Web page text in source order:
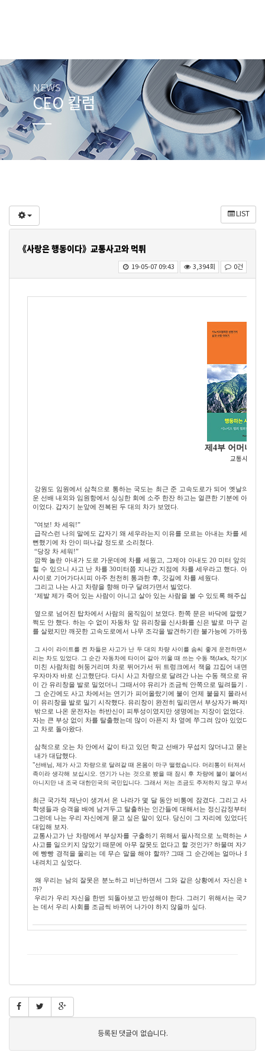
NEWS
CEO 칼럼
LIST
《사랑은 행동이다》교통사고와 먹튀
19-05-07 09:43 3,394회 0건
제4부 어머니
교통사고와
강원도 임원에서 삼척으로 통하는 국도는 최근 준 고속도로가 되어 옛날의 꼬
운 선배 내외와 임원항에서 싱싱한 회에 소주 한잔 하고는 얼큰한 기분에 아내
이었다. 갑자기 눈앞에 전복된 두 대의 차가 보였다.
"여보! 차 세워!”
급작스런 나의 말에도 갑자기 왜 세우라는지 이유를 모르는 아내는 차를 세우
뻔했기에 차 안이 떠나갈 정도로 소리쳤다.
“당장 차 세워!”
깜짝 놀란 아내가 도로 가운데에 차를 세웠고, 그제야 아내도 20 미터 앞의 전
힐 수 있으니 사고 난 차를 30미터쯤 지나간 지점에 차를 세우라고 했다. 아내
사이로 기어가다시피 아주 천천히 통과한 후, 갓길에 차를 세웠다.
그리고 나는 사고 차량을 향해 마구 달려가면서 빌었다.
‘제발 제가 죽어 있는 사람이 아니고 살아 있는 사람을 볼 수 있도록 해주십시오.’
옆으로 넘어진 탑차에서 사람의 움직임이 보였다. 한쪽 문은 바닥에 깔렸기에
쩍도 안 했다. 하는 수 없이 자동차 앞 유리창을 신사화를 신은 발로 마구 걷어
를 살폈지만 깨끗한 고속도로에서 나무 조각을 발견하기란 불가능에 가까웠다.
그 사이 라이트를 켠 차들은 사고가 난 두 대의 차량 사이를 솜씨 좋게 운전하면서 빠
리는 차도 있었다. 그 순간 자동차에 타이어 갈아 끼울 때 쓰는 수동 잭(Jack, 작기)이 생
미친 사람처럼 허둥거리며 차로 뛰어가서 뒤 트렁크에서 잭을 끄집어 내면서
우자마자 바로 신고했단다. 다시 사고 차량으로 달려간 나는 수동 잭으로 유리
이 간 유리창을 발로 밀었더니 그때서야 유리가 조금씩 안쪽으로 밀려들기 시작
그 순간에도 사고 차에서는 연기가 피어올랐기에 불이 언제 붙을지 몰라서 마
이 유리창을 발로 밀기 시작했다. 유리창이 완전히 밀리면서 부상자가 빠져나올
밖으로 나온 운전자는 하반신이 피투성이였지만 생명에는 지장이 없었다. 안
자는 큰 부상 없이 차를 탈출했는데 많이 아픈지 차 옆에 쭈그려 앉아 있었다.
고 차로 돌아왔다.
삼척으로 오는 차 안에서 같이 타고 있던 학교 선배가 무섭지 않더냐고 묻는다.
내가 대답했다.
"선배님, 제가 사고 차량으로 달려갈 때 온몸이 마구 떨렸습니다. 머리통이 터져서 죽
족이라 생각해 보십시오. 연기가 나는 것으로 봤을 때 잠시 후 차량에 불이 붙어서 타
아니지만 내 조국 대한민국의 국민입니다. 그래서 저는 조금도 주저하지 않고 무서움에
최근 국가적 재난이 생겨서 온 나라가 몇 달 동안 비통에 잠겼다. 그리고 사고
학생들과 승객을 배에 남겨두고 탈출하는 인간들에 대해서는 정신감정부터 해
그런데 나는 우리 자신에게 묻고 싶은 말이 있다. 당신이 그 자리에 있었다면
대입해 보자.
교통사고가 난 차량에서 부상자를 구출하기 위해서 필사적으로 노력하는 사람
사고를 일으키지 않았기 때문에 아무 잘못도 없다고 할 것인가? 하물며 자기 차
에 빵빵 경적을 울리는 데 무슨 말을 해야 할까? 그때 그 순간에는 얼마나 화가
내려치고 싶었다.
왜 우리는 남의 잘못은 분노하고 비난하면서 그와 같은 상황에서 자신은 비난
까?
우리가 우리 자신을 한번 되돌아보고 반성해야 한다. 그러기 위해서는 국가적
는 데서 우리 사회를 조금씩 바뀌어 나가야 하지 않을까 싶다.
등록된 댓글이 없습니다.